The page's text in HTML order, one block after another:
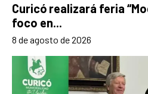
Curicó realizará feria
foco en...
8 de agosto de 2026